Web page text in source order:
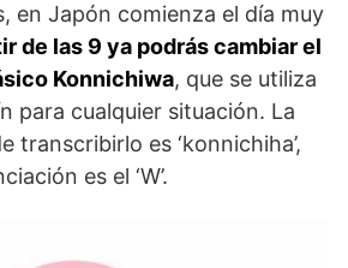
en Japón comienza el día muy
de las 9 ya podrás cambiar el
Konnichiwa, que se utiliza
para cualquier situación. La
transcribirlo es ‘konnichiha’,
es el ‘W’.